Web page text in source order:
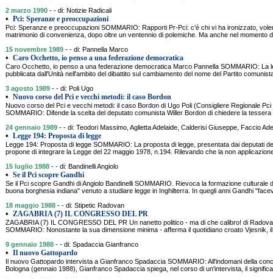
2 marzo 1990 - - di: Notizie Radicali
• Pci: Speranze e preoccupazioni
Pci: Speranze e preoccupazioni SOMMARIO: Rapporti Pr-Pci: c'è chi vi ha ironizzato,
matrimonio di convenienza, dopo oltre un ventennio di polemiche. Ma anche nel momento
15 novembre 1989 - - di: Pannella Marco
• Caro Occhetto, io penso a una federazione democratica
Caro Occhetto, io penso a una federazione democratica Marco Pannella SOMMARIO: La
pubblicata dall'Unità nell'ambito del dibattito sul cambiamento del nome del Partito
3 agosto 1989 - - di: Poli Ugo
• Nuovo corso del Pci e vecchi metodi: il caso Bordon
Nuovo corso del Pci e vecchi metodi: il caso Bordon di Ugo Poli (Consigliere Regionale Pci
SOMMARIO: Difende la scelta del deputato comunista Willer Bordon di chiedere la
24 gennaio 1989 - - di: Teodori Massimo, Aglietta Adelaide, Calderisi Giuseppe, Faccio
• Legge 194: Proposta di legge
Legge 194: Proposta di legge SOMMARIO: La proposta di legge, presentata dai deputati
propone di integrare la Legge del 22 maggio 1978, n.194. Rilevando che la non
15 luglio 1988 - - di: Bandinelli Angiolo
• Se il Pci scopre Gandhi
Se il Pci scopre Gandhi di Angiolo Bandinelli SOMMARIO. Rievoca la formazione culturale
buona borghesia indiana" venuto a studiare legge in Inghilterra. In quegli anni Gandhi
18 maggio 1988 - - di: Stipetic Radovan
• ZAGABRIA (7) IL CONGRESSO DEL PR
ZAGABRIA (7) IL CONGRESSO DEL PR Un nanetto politico - ma di che calibro! di
SOMMARIO: Nonostante la sua dimensione minima - afferma il quotidiano croato Vjesnik,
9 gennaio 1988 - - di: Spadaccia Gianfranco
• Il nuovo Gattopardo
Il nuovo Gattopardo intervista a Gianfranco Spadaccia SOMMARIO: All'indomani della
Bologna (gennaio 1988), Gianfranco Spadaccia spiega, nel corso di un'intervista, il